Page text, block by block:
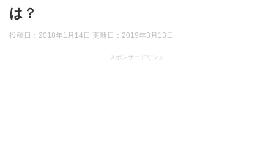
は？
投稿日：2018年1月14日 更新日： 2019年3月13日
スポンサードリンク